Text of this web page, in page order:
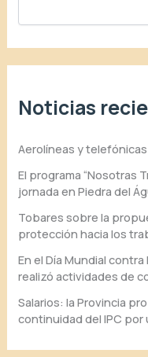
Noticias
Aerolíneas y
El programa “Nosotras
jornada en Piedra del
Tobares sobre la
protección hacia los
En el Día Mundial
realizó actividades de
Salarios: la Provincia
continuidad del IPC por